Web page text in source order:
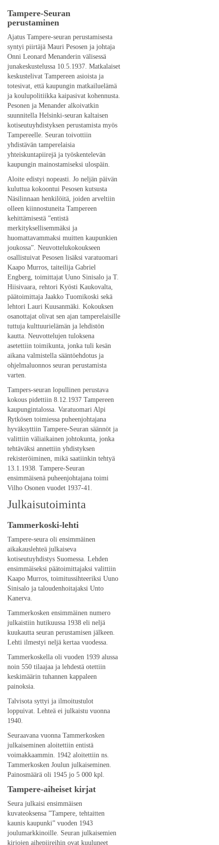
Tampere-Seuran
perustaminen
Ajatus Tampere-seuran perustamisesta
syntyi piirtäjä Mauri Pesosen ja johtaja
Onni Leonard Menanderin välisessä
junakeskustelussa 10.5.1937. Matkalaiset
keskustelivat Tampereen asioista ja
totesivat, että kaupungin matkailuelämä
ja koulupolitiikka kaipasivat kohennusta.
Pesonen ja Menander alkoivatkin
suunnitella Helsinki-seuran kaltaisen
kotiseutuyhdistyksen perustamista myös
Tampereelle. Seuran toivottiin
yhdistävän tamperelaisia
yhteiskuntapiirejä ja työskentelevän
kaupungin mainostamiseksi ulospäin.
Aloite edistyi nopeasti. Jo neljän päivän
kuluttua kokoontui Pesosen kutsusta
Näsilinnaan henkilöitä, joiden arveltiin
olleen kiinnostuneita Tampereen
kehittämisestä ”entistä
merkityksellisemmäksi ja
huomattavammaksi muitten kaupunkien
joukossa”. Neuvottelukokoukseen
osallistuivat Pesosen lisäksi varatuomari
Kaapo Murros, taiteilija Gabriel
Engberg, toimittajat Uuno Sinisalo ja T.
Hiisivaara, rehtori Kyösti Kaukovalta,
päätoimittaja Jaakko Tuomikoski sekä
lehtori Lauri Kuusanmäki. Kokouksen
osanottajat olivat sen ajan tamperelaisille
tuttuja kulttuurielämän ja lehdistön
kautta. Neuvottelujen tuloksena
asetettiin toimikunta, jonka tuli kesän
aikana valmistella sääntöehdotus ja
ohjelmaluonnos seuran perustamista
varten.
Tampers-seuran lopullinen perustava
kokous pidettiin 8.12.1937 Tampereen
kaupungintalossa. Varatuomari Alpi
Rytkösen toimiessa puheenjohtajana
hyväksyttiin Tampere-Seuran säännöt ja
valittiin väliaikainen johtokunta, jonka
tehtäväksi annettiin yhdistyksen
rekisteröiminen, mikä saatiinkin tehtyä
13.1.1938. Tampere-Seuran
ensimmäisenä puheenjohtajana toimi
Vilho Osonen vuodet 1937-41.
Julkaisutoiminta
Tammerkoski-lehti
Tampere-seura oli ensimmäinen
aikakauslehteä julkaiseva
kotiseutuyhdistys Suomessa. Lehden
ensimmäiseksi päätoimittajaksi valittiin
Kaapo Murros, toimitussihteeriksi Uuno
Sinisalo ja taloudenhoitajaksi Unto
Kanerva.
Tammerkosken ensimmäinen numero
julkaistiin hutikuussa 1938 eli neljä
kuukautta seuran perustamisen jälkeen.
Lehti ilmestyi neljä kertaa vuodessa.
Tammerkoskella oli vuoden 1939 alussa
noin 550 tilaajaa ja lehdestä otettiin
keskimäärin tuhannen kappaleen
painoksia.
Talvisota syttyi ja ilmoitustulot
loppuivat. Lehteä ei julkaistu vuonna
1940.
Seuraavana vuonna Tammerkosken
julkaiseminen aloitettiin entistä
voimakkaammin. 1942 aloitettiin ns.
Tammerkosken Joulun julkaiseminen.
Painosmäärä oli 1945 jo 5 000 kpl.
Tampere-aiheiset kirjat
Seura julkaisi ensimmäisen
kuvateoksensa ”Tampere, tehtaitten
kaunis kaupunki” vuoden 1943
joulumarkkinoille. Seuran julkaisemien
kirjojen aihepiireihin ovat kuuluneet